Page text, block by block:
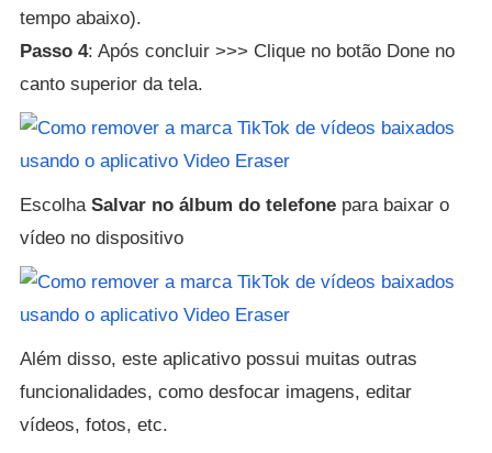
tempo abaixo).
Passo 4: Após concluir >>> Clique no botão Done no
canto superior da tela.
Escolha Salvar no álbum do telefone para baixar o
vídeo no dispositivo
Além disso, este aplicativo possui muitas outras
funcionalidades, como desfocar imagens, editar
vídeos, fotos, etc.